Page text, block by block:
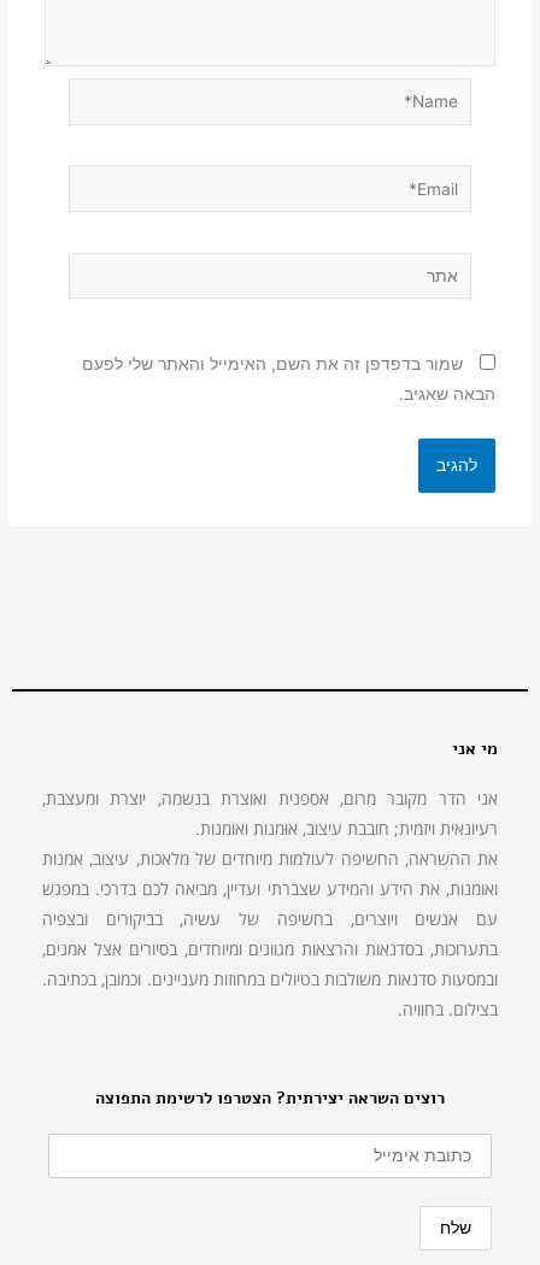
Email*
שמור בדפדפן זה את השם, האימייל והאתר שלי לפעם
הבאה שאגיב.
רוצים השראה יצירתית? הצטרפו לרשימת התפוצה
מי אני
אני הדר מקובר מרום, אספנית ואוצרת בנשמה, יוצרת ומעצבת,
רעיונאית ויזמית; חובבת עיצוב, אוּמנות ואוֹמנות.
את ההשראה, החשיפה לעולמות מיוחדים של מלאכות, עיצוב, אמנות
ואומנות, את הידע והמידע שצברתי ועדיין, מביאה לכם בדרכי. במפגש
עם אנשים ויוצרים, בחשיפה של עשיה, בביקורים ובצפיה
בתערוכות, בסדנאות והרצאות מגוונים ומיוחדים, בסיורים אצל אמנים,
ובמסעות סדנאות משולבות בטיולים במחוזות מעניינים. וכמובן, בכתיבה.
בצילום. בחוויה.